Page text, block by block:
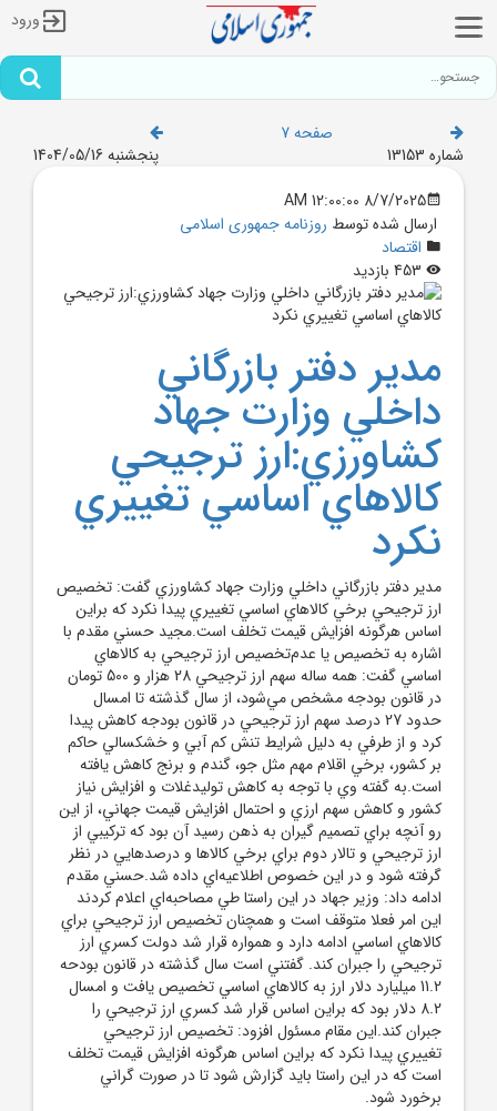
ورود
صفحه 7
شماره 13153
پنجشنبه 1404/05/16
8/7/2025 12:00:00 AM
ارسال شده توسط روزنامه جمهوری اسلامی
اقتصاد
مدير دفتر بازرگاني
داخلي وزارت جهاد
کشاورزي:ارز ترجيحي
کالا‌هاي اساسي تغييري
نکرد
مدير دفتر بازرگاني داخلي وزارت جهاد کشاورزي گفت: تخصيص
ارز ترجيحي برخي کالا‌هاي اساسي تغييري پيدا نکرد که براين
اساس هرگونه افزايش قيمت تخلف است.مجيد حسني مقدم با
اشاره به تخصيص يا عدم‌تخصيص ارز ترجيحي به کالا‌هاي
اساسي گفت: همه ساله سهم ارز ترجيحي 28 هزار و 500 تومان
در قانون بودجه مشخص مي‌شود، از سال گذشته تا امسال
حدود 27 درصد سهم ارز ترجيحي در قانون بودجه کاهش پيدا
کرد و از طرفي به دليل شرايط تنش کم آبي و خشکسالي حاکم
بر کشور، برخي اقلام مهم مثل جو، گندم و برنج کاهش يافته
است.به گفته وي با توجه به کاهش توليدغلات و افزايش نياز
کشور و کاهش سهم ارزي و احتمال افزايش قيمت جهاني، از اين
رو آنچه براي تصميم گيران به ذهن رسيد آن بود که ترکيبي از
ارز ترجيحي و تالار دوم براي برخي کالا‌ها و درصد‌هايي در نظر
گرفته شود و در اين خصوص اطلاعيه‌اي داده شد.حسني مقدم
ادامه داد: وزير جهاد در اين راستا طي مصاحبه‌اي اعلام کردند
اين امر فعلا متوقف است و همچنان تخصيص ارز ترجيحي براي
کالا‌هاي اساسي ادامه دارد و همواره قرار شد دولت کسري ارز
ترجيحي را جبران کند. گفتني است سال گذشته در قانون بودحه
11.2 ميليارد دلار ارز به کالا‌هاي اساسي تخصيص يافت و امسال
8.2 دلار بود که براين اساس قرار شد کسري ارز ترجيحي را
جبران کند.اين مقام مسئول افزود: تخصيص ارز ترجيحي
تغييري پيدا نکرد که براين اساس هرگونه افزايش قيمت تخلف
است که در اين راستا بايد گزارش شود تا در صورت گراني
برخورد شود.